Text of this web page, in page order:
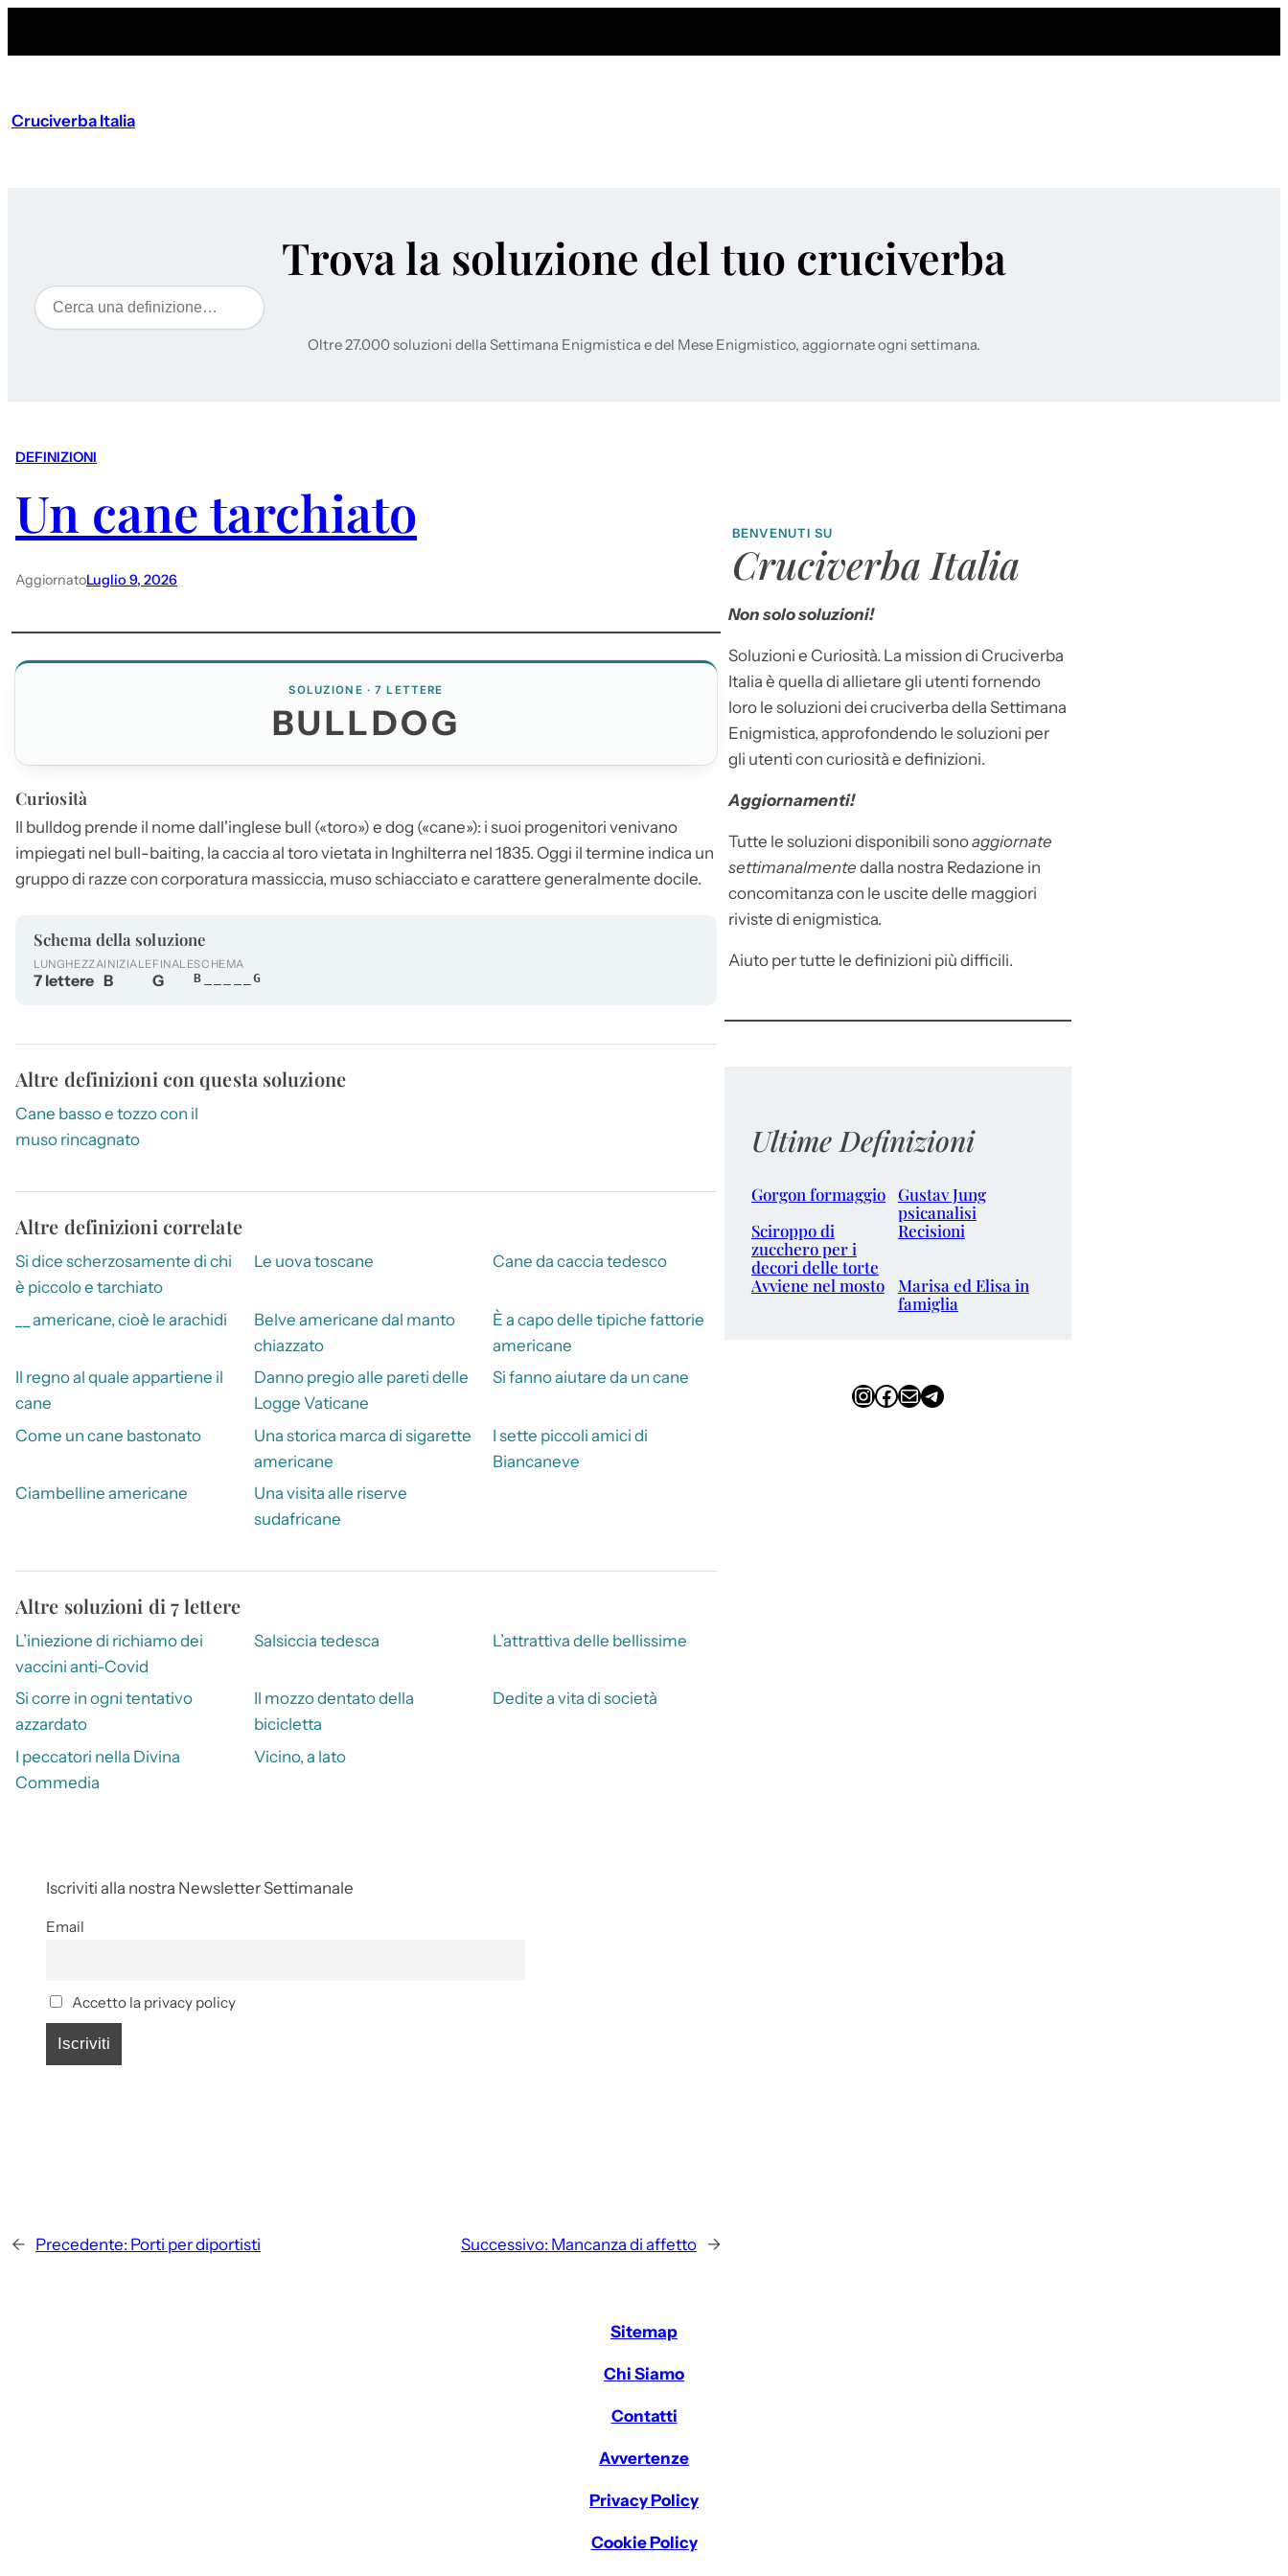
Cruciverba Italia
Trova la soluzione del tuo cruciverba
Cerca
Oltre 27.000 soluzioni della Settimana Enigmistica e del Mese Enigmistico, aggiornate ogni settimana.
DEFINIZIONI
Un cane tarchiato
AggiornatoLuglio 9, 2026
SOLUZIONE · 7 LETTERE
BULLDOG
Curiosità
Il bulldog prende il nome dall'inglese bull («toro») e dog («cane»): i suoi progenitori venivano
impiegati nel bull-baiting, la caccia al toro vietata in Inghilterra nel 1835. Oggi il termine indica un
gruppo di razze con corporatura massiccia, muso schiacciato e carattere generalmente docile.
Schema della soluzione
LUNGHEZZA
7 lettere
INIZIALE
B
FINALE
G
SCHEMA
B_____G
Altre definizioni con questa soluzione
Cane basso e tozzo con il
muso rincagnato
Altre definizioni correlate
Si dice scherzosamente di chi
è piccolo e tarchiato
Le uova toscane Cane da caccia tedesco
__ americane, cioè le arachidi
Belve americane dal manto
chiazzato
È a capo delle tipiche fattorie
americane
Il regno al quale appartiene il
cane
Danno pregio alle pareti delle
Logge Vaticane
Si fanno aiutare da un cane
Come un cane bastonato
Una storica marca di sigarette
americane
I sette piccoli amici di
Biancaneve
Ciambelline americane
Una visita alle riserve
sudafricane
Altre soluzioni di 7 lettere
L’iniezione di richiamo dei
vaccini anti-Covid
Salsiccia tedesca L’attrattiva delle bellissime
Si corre in ogni tentativo
azzardato
Il mozzo dentato della
bicicletta
Dedite a vita di società
I peccatori nella Divina
Commedia
Vicino, a lato
Iscriviti alla nostra Newsletter Settimanale
Email
Accetto la privacy policy
← Precedente: Porti per diportisti Successivo: Mancanza di affetto →
BENVENUTI SU
Cruciverba Italia
Non solo soluzioni!
Soluzioni e Curiosità. La mission di Cruciverba
Italia è quella di allietare gli utenti fornendo
loro le soluzioni dei cruciverba della Settimana
Enigmistica, approfondendo le soluzioni per
gli utenti con curiosità e definizioni.
Aggiornamenti!
Tutte le soluzioni disponibili sonoaggiornate
settimanalmente dalla nostra Redazione in
concomitanza con le uscite delle maggiori
riviste di enigmistica.
Aiuto per tutte le definizioni più difficili.
Ultime Definizioni
Gorgon formaggio Gustav Jung
psicanalisi
Sciroppo di
zucchero per i
decori delle torte
Recisioni
Avviene nel mosto
Marisa ed Elisa in
famiglia
InstagramFacebook Email Telegram
Sitemap
Chi Siamo
Contatti
Avvertenze
Privacy Policy
Cookie Policy